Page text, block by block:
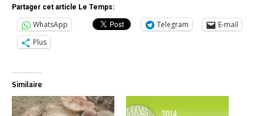
Partager cet article Le Temps:
WhatsApp Telegram
E-mail
Plus
Similaire